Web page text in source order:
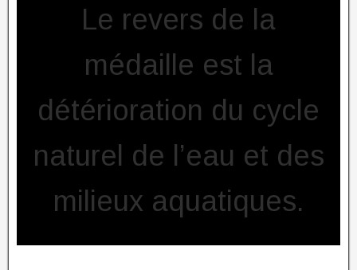
Le revers de la
médaille est la
détérioration du cycle
naturel de l’eau et des
milieux aquatiques.